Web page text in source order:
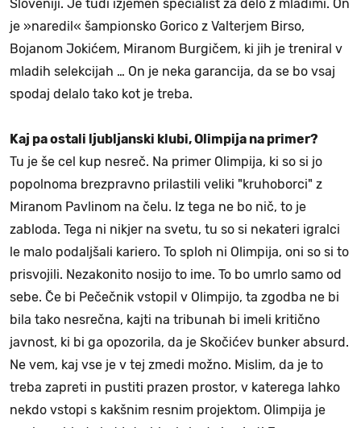
Sloveniji. Je tudi izjemen specialist za delo z mladimi. On
je »naredil« šampionsko Gorico z Valterjem Birso,
Bojanom Jokićem, Miranom Burgičem, ki jih je treniral v
mladih selekcijah … On je neka garancija, da se bo vsaj
spodaj delalo tako kot je treba.
Kaj pa ostali ljubljanski klubi, Olimpija na primer?
Tu je še cel kup nesreč. Na primer Olimpija, ki so si jo
popolnoma brezpravno prilastili veliki "kruhoborci" z
Miranom Pavlinom na čelu. Iz tega ne bo nič, to je
zabloda. Tega ni nikjer na svetu, tu so si nekateri igralci
le malo podaljšali kariero. To sploh ni Olimpija, oni so si to
prisvojili. Nezakonito nosijo to ime. To bo umrlo samo od
sebe. Če bi Pečečnik vstopil v Olimpijo, ta zgodba ne bi
bila tako nesrečna, kajti na tribunah bi imeli kritično
javnost, ki bi ga opozorila, da je Skočićev bunker absurd.
Ne vem, kaj vse je v tej zmedi možno. Mislim, da je to
treba zapreti in pustiti prazen prostor, v katerega lahko
nekdo vstopi s kakšnim resnim projektom. Olimpija je